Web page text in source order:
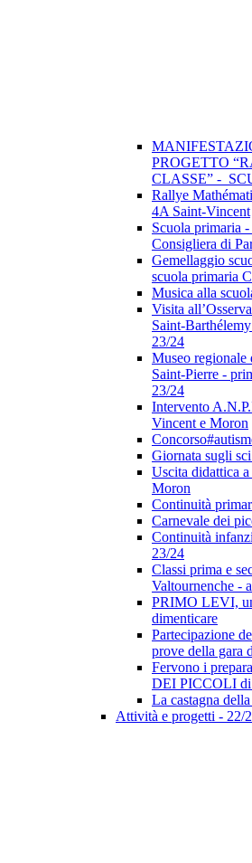
PROGETTO
CLASSE” -
Rallye
4A Saint-Vincent
Scuola primaria
Consigliera di
Gemellaggio
scuola primaria
Musica alla
Visita
Saint-
23/24
Museo regionale
Saint-Pierre -
23/24
Intervento
Vincent e Moron
Giornata sugli
Uscita didattica
Moron
Continuità
Carnevale dei
Continuità
23/24
Classi prima e
Valtournenche -
PRIMO LEVI,
dimenticare
Partecipazione
prove della gara
Fervono i
DEI PICCOLI di
La castagna
Attività e progetti - 22/